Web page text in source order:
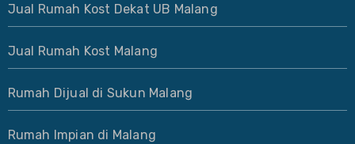
Jual Rumah Kost Dekat UB Malang
Jual Rumah Kost Malang
Rumah Dijual di Sukun Malang
Rumah Impian di Malang